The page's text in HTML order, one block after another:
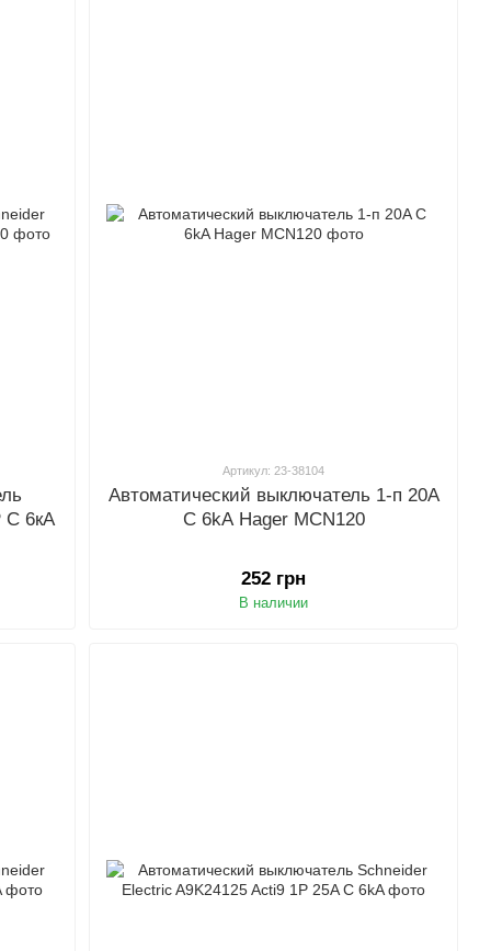
С 6кА
Артикул: 23-38104
Автоматический выключатель 1-п 20A
C 6kA Hager MCN120
252 грн
В наличии